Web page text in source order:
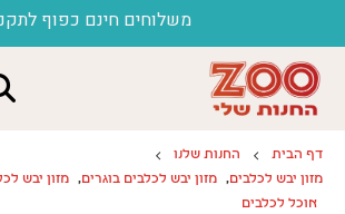
משלוחים חינם כפוף
דף הבית
החנות שלנו
מזון יבש לכלבים, מזון יבש לכלבים בוגרים, מזון יבש
אוכל לכלבים